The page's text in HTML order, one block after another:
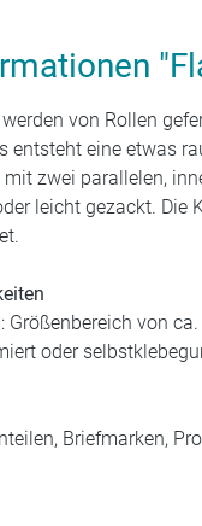
von Rollen
entsteht eine etwas
zwei parallelen,
leicht gezackt. Die
Größenbereich von
oder
Briefmarken,